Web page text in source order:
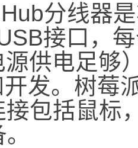
分线器
接口，
供电足够
发。树莓
接包括鼠标